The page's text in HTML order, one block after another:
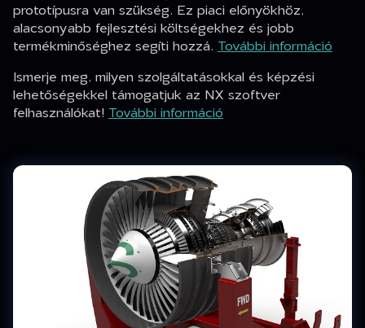
prototípusra van szükség. Ez piaci előnyökhöz,
alacsonyabb fejlesztési költségekhez és jobb
termékminőséghez segíti hozzá. További információ
Ismerje meg, milyen szolgáltatásokkal és képzési
lehetőségekkel támogatjuk az NX szoftver
felhasználókat! További információ